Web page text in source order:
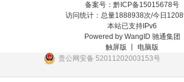
备案号：黔ICP备15015678号
访问统计：总量1888938次/今日
本站已支持IPv6
Powered by WangID 驰通集团
触屏版 丨 电脑版
贵公网安备 52011202003153号